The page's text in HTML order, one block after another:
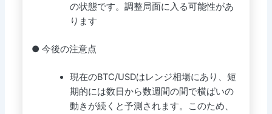
の状態です。調整局面に入る可能性があ
ります
● 今後の注意点
現在のBTC/USDはレンジ相場にあり、短
期的には数日から数週間の間で横ばいの
動きが続くと予測されます。このため、